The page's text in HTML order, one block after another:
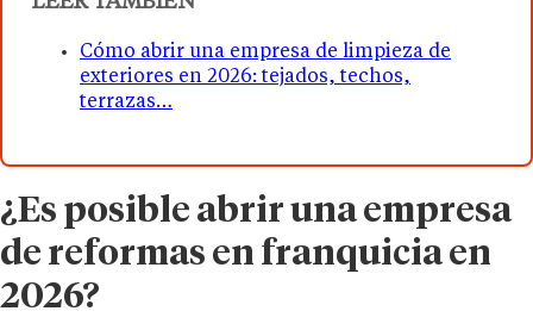
Cómo abrir una empresa de limpieza de
exteriores en 2026: tejados, techos,
terrazas…
¿Es posible abrir una empresa
de reformas en franquicia en
2026?